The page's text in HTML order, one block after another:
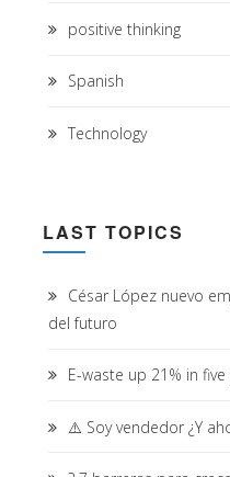
positive thinking
Spanish
Technology
LAST TOPICS
César López nuevo
del futuro
E-waste up 21% in five
⚠️ Soy vendedor ¿Y